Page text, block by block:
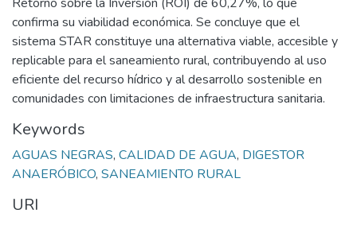
confirma su viabilidad económica. Se concluye que el
sistema STAR constituye una alternativa viable, accesible y
replicable para el saneamiento rural, contribuyendo al uso
eficiente del recurso hídrico y al desarrollo sostenible en
comunidades con limitaciones de infraestructura sanitaria.
Keywords
AGUAS NEGRAS, CALIDAD DE AGUA, DIGESTOR
ANAERÓBICO, SANEAMIENTO RURAL
URI